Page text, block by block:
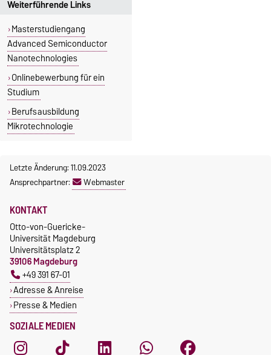
Weiterführende Links
Masterstudiengang
Advanced Semiconductor
Nanotechnologies
Onlinebewerbung für ein
Studium
Berufsausbildung
Mikrotechnologie
Letzte Änderung: 11.09.2023
Ansprechpartner:
Webmaster
SOZIALE MEDIEN
KONTAKT
Otto-von-Guericke-
Universität Magdeburg
Universitätsplatz 2
39106 Magdeburg
+49 391 67-01
Adresse & Anreise
Presse & Medien